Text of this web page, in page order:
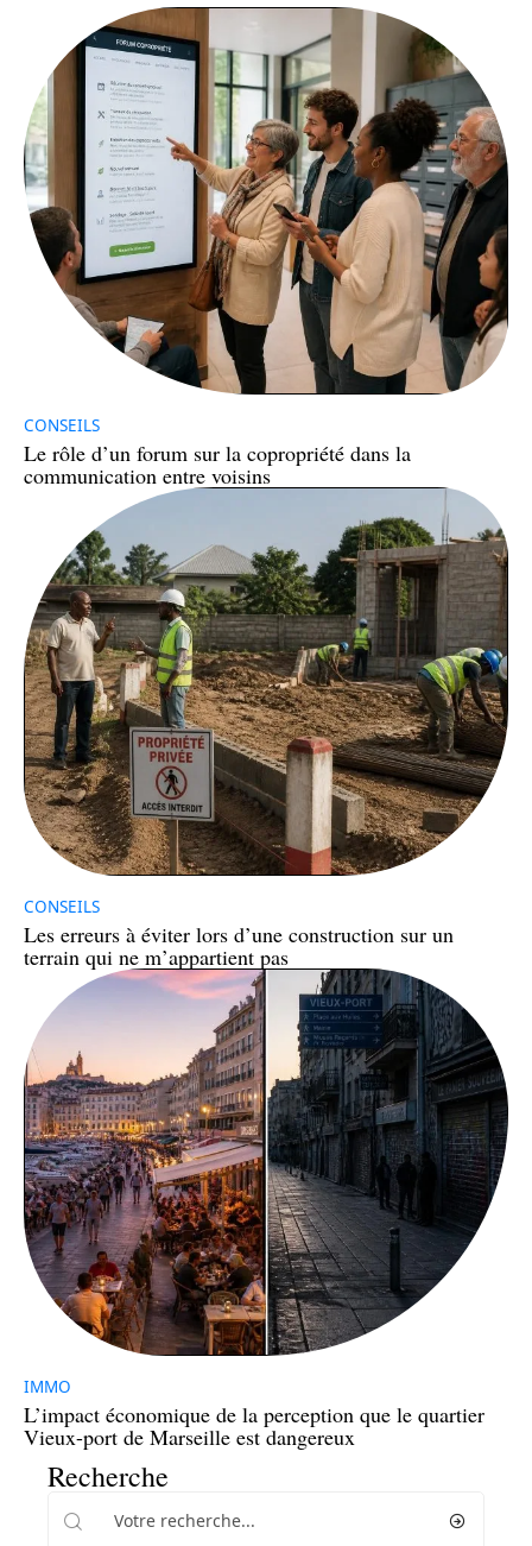
CONSEILS
Le rôle d’un forum sur la copropriété dans la
communication entre voisins
CONSEILS
Les erreurs à éviter lors d’une construction sur un
terrain qui ne m’appartient pas
IMMO
L’impact économique de la perception que le quartier
Vieux-port de Marseille est dangereux
Recherche